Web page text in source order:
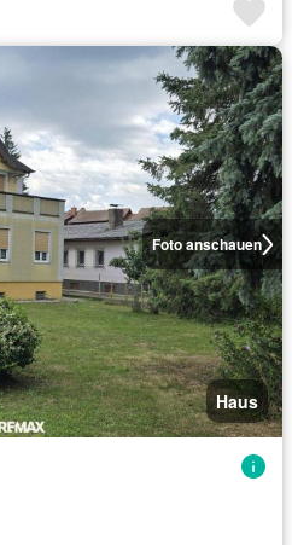
Foto anschauen
Haus